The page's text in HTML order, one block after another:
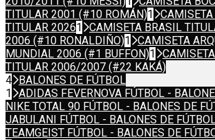
TITULAR 2001 (#10 ROMÁN)1
TITULAR 20261
CAMISETA BRASIL
2006 (#10 RONALDIÑO)1
CAMISETA
MUNDIAL 2006 (#1 BUFFON)1
TITULAR 2006/2007 (#22 KAKÁ)
4
BALONES DE FÚTBOL
1
ADIDAS FEVERNOVA FÚTBOL -
NIKE TOTAL 90 FÚTBOL - BALONES DE
JABULANI FÚTBOL - BALONES DE
TEAMGEIST FÚTBOL - BALONES DE